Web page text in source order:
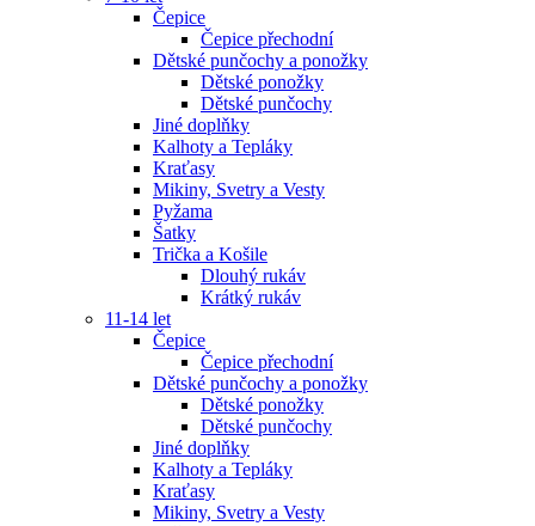
Čepice
Čepice přechodní
Dětské punčochy a ponožky
Dětské ponožky
Dětské punčochy
Jiné doplňky
Kalhoty a Tepláky
Kraťasy
Mikiny, Svetry a Vesty
Pyžama
Šatky
Trička a Košile
Dlouhý rukáv
Krátký rukáv
11-14 let
Čepice
Čepice přechodní
Dětské punčochy a ponožky
Dětské ponožky
Dětské punčochy
Jiné doplňky
Kalhoty a Tepláky
Kraťasy
Mikiny, Svetry a Vesty